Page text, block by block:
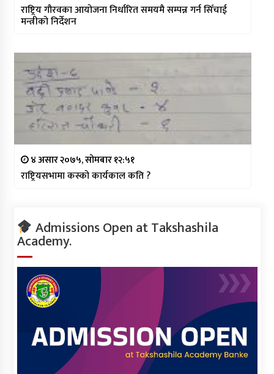
राष्ट्रिय गौरवका आयोजना निर्धारित समयमै सम्पन्न गर्न सिँचाई
मन्त्रीको निर्देशन
४ असार २०७५, सोमबार १२:५१
राष्ट्रियसभामा कस्को कार्यकाल कति ?
Admissions Open at Takshashila
Academy.